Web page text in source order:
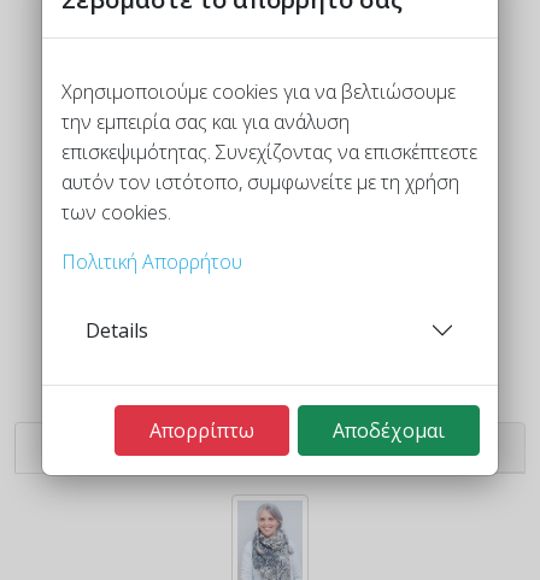
Μαρσάντ Αΐντα
Χρησιμοποιούμε cookies για να βελτιώσουμε
την εμπειρία σας και για ανάλυση
επισκεψιμότητας. Συνεχίζοντας να επισκέπτεστε
αυτόν τον ιστότοπο, συμφωνείτε με τη χρήση
των cookies.
Πολιτική Απορρήτου
Details
Απορρίπτω Αποδέχομαι